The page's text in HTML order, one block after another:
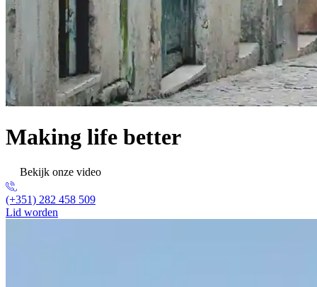
Making life better
Bekijk onze video
(+351) 282 458 509
Lid worden